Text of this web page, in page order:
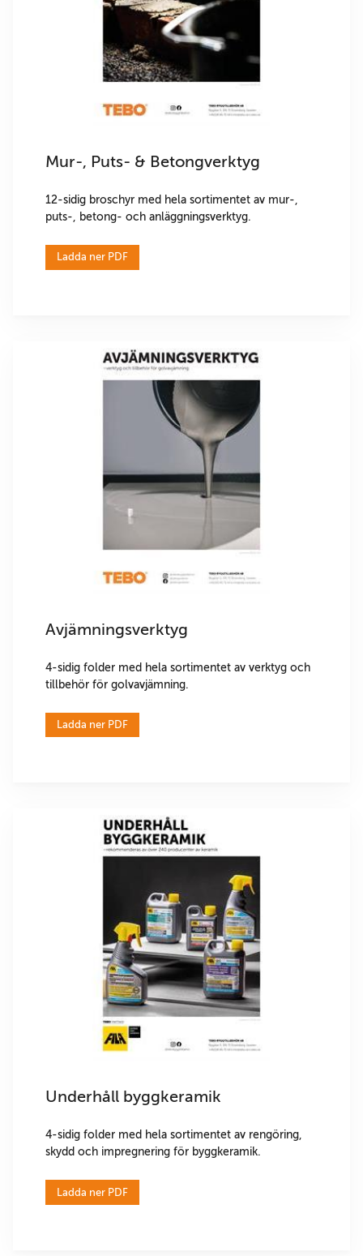
Mur-, Puts- & Betongverktyg
12-sidig broschyr med hela sortimentet av mur-,
puts-, betong- och anläggningsverktyg.
Ladda ner PDF
Avjämningsverktyg
4-sidig folder med hela sortimentet av verktyg och
tillbehör för golvavjämning.
Ladda ner PDF
Underhåll byggkeramik
4-sidig folder med hela sortimentet av rengöring,
skydd och impregnering för byggkeramik.
Ladda ner PDF